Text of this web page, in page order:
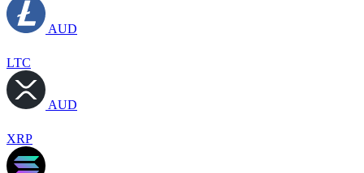
AUD
LTC
AUD
XRP